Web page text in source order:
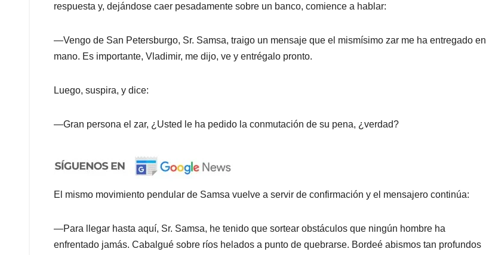
respuesta y, dejándose caer pesadamente sobre un banco, comience a hablar:
—Vengo de San Petersburgo, Sr. Samsa, traigo un mensaje que el mismísimo zar me ha entregado en
mano. Es importante, Vladimir, me dijo, ve y entrégalo pronto.
Luego, suspira, y dice:
—Gran persona el zar, ¿Usted le ha pedido la conmutación de su pena, ¿verdad?
El mismo movimiento pendular de Samsa vuelve a servir de confirmación y el mensajero continúa:
—Para llegar hasta aquí, Sr. Samsa, he tenido que sortear obstáculos que ningún hombre ha
enfrentado jamás. Cabalgué sobre ríos helados a punto de quebrarse. Bordeé abismos tan profundos